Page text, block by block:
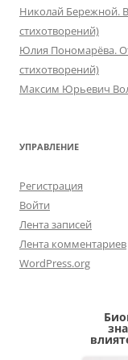
Николай Бережной.
стихотворений)
Юлия Пономарёва.
стихотворений)
Максим Юрьевич
УПРАВЛЕНИЕ
Регистрация
Войти
Лента записей
Лента комментариев
WordPress.org